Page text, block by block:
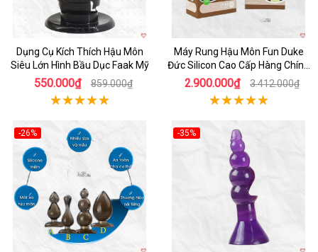
Dụng Cụ Kích Thích Hậu Môn
Siêu Lớn Hình Bầu Dục Faak Mỹ
550.000₫ 859.000₫
Máy Rung Hậu Môn Fun Duke
Đức Silicon Cao Cấp Hàng Chính
Hãng
2.900.000₫ 3.412.000₫
-26%
-35%